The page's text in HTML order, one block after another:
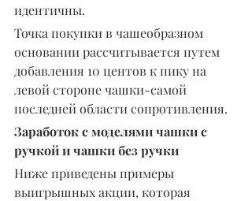
идентичны.
Точка покупки в чашеобразном
основании рассчитывается путем
добавления 10 центов к пику на
левой стороне чашки-самой
последней области сопротивления.
Заработок с моделями чашки с
ручкой и чашки без ручки
Ниже приведены примеры
выигрышных акции, которая